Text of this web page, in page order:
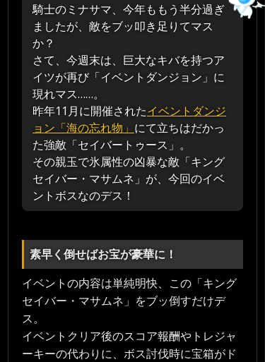
騎士のミナサマ、今年ももう半分過ぎ
ましたが、敵をブッ叩き足りてマス
か？
さて、今週末は、巨大なキバを持つア
イツが再び「イベントダンジョン」に
現れマス……。
昨年11月に開催されたイベントダンジ
ョン「海の忘れ物」 にて立ちはだかっ
た強敵「セイバートゥース」。
その親玉で氷属性の凶暴な敵「キング
セイバー・マサムネ」が、今回のイベ
ントボスなのデス！
素早く倒せばお宝が豪華に！
イベントの内容は単純明快、この「キング
セイバー・マサムネ」をブッ倒すだけデ
ス。
イベントクリア後のスコア報酬やトレジャ
ーキーの代わりに、ボス討伐時に宝箱がド